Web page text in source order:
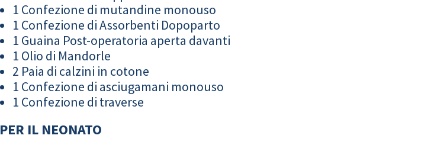
1 Confezione di mutandine monouso
1 Confezione di Assorbenti Dopoparto
1 Guaina Post-operatoria aperta davanti
1 Olio di Mandorle
2 Paia di calzini in cotone
1 Confezione di asciugamani monouso
1 Confezione di traverse
PER IL NEONATO